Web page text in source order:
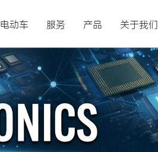
电动车 服务 产品 关于我们